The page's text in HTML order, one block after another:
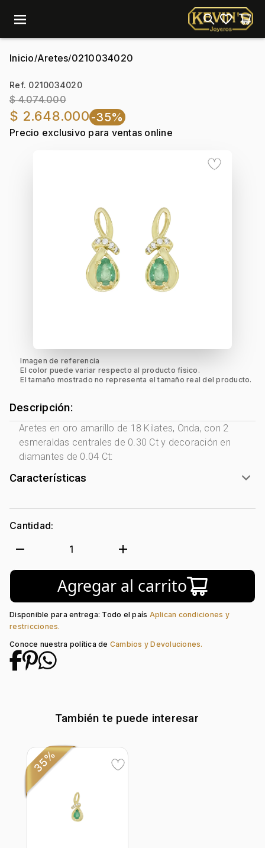
menu
Inicio/Aretes/0210034020
Ref. 0210034020
$ 4.074.000
$ 2.648.000 -35%
Precio exclusivo para ventas online
Imagen de referencia
El color puede variar respecto al producto físico.
El tamaño mostrado no representa el tamaño real del producto.
Descripción:
Aretes en oro amarillo de 18 Kilates, Onda, con 2
esmeraldas centrales de 0.30 Ct y decoración en
diamantes de 0.04 Ct:
Características
Género: Mujer
Tono Metal:
Metal: Oro 18 Kilates
Onda
Colección: Ninguno
Tipo de Broche: Mariposa
Peso piedra central:
Piedra central: Esmeralda
Piedra decoración:
Cantidad:
remove 1 add
Agregar al carrito
Disponible para entrega: Todo el país Aplican condiciones y
restricciones.
Conoce nuestra política de Cambios y Devoluciones.
También te puede interesar
35%